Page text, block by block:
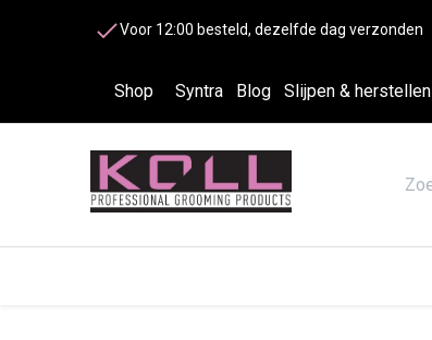
Voor 12:00 besteld, dezelfde dag verzonden
Shop Syntra Blog Slijpen & herstellen